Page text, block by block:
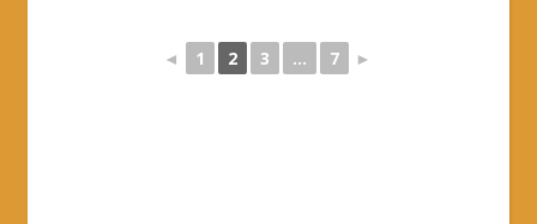
◄ 1 2 3 ... 7 ►